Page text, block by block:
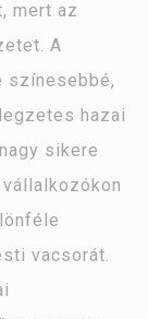
mert az
A
színesebbé,
hazai
sikere
vacsorát.